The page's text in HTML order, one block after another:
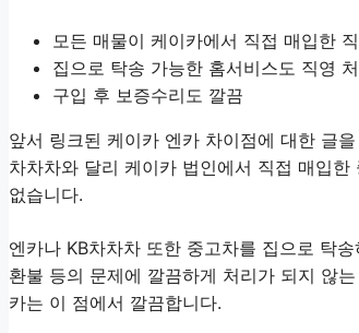
모든 매물이 케이카에서 직접 매입한
집으로 탁송 가능한 홈서비스도 직영
구입 후 보증수리도 깔끔
앞서 링크된 케이카 엔카 차이점에 대한 글
차차차와 달리 케이카 법인에서 직접 매입
없습니다.
엔카나 KB차차차 또한 중고차를 집으로 탁
환불 등의 문제에 깔끔하게 처리가 되지 않
카는 이 점에서 깔끔합니다.